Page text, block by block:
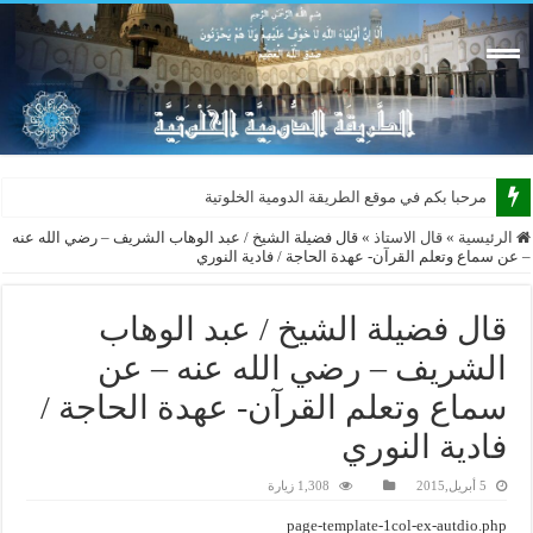
مرحبا بكم في موقع الطريقة الدومية الخلوتية بشكله ا
الرئيسية » قال الاستاذ » قال فضيلة الشيخ / عبد الوهاب الشريف – رضي الله عنه
– عن سماع وتعلم القرآن- عهدة الحاجة / فادية النوري
قال فضيلة الشيخ / عبد الوهاب
الشريف – رضي الله عنه – عن
سماع وتعلم القرآن- عهدة الحاجة /
فادية النوري
5 أبريل,2015 1,308 زيارة
page-template-1col-ex-autdio.php